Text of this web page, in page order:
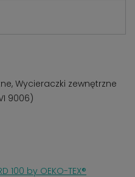
Wycieraczki zewnętrzne
9006)
100 by OEKO-TEX®